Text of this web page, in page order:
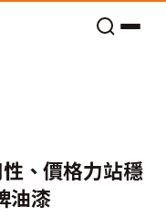
、價格力站穩
油漆